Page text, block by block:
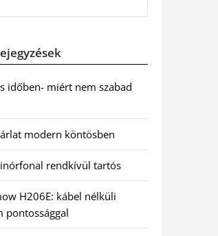
időben- miért nem szabad
modern köntösben
rendkívül tartós
H206E: kábel nélküli
pontossággal